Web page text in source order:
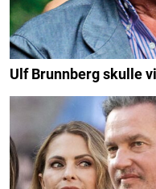
Ulf Brunnberg skulle